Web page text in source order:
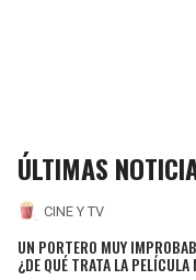
ÚLTIMAS
CINE Y TV
UN PORTERO MUY
¿DE QUÉ TRATA LA